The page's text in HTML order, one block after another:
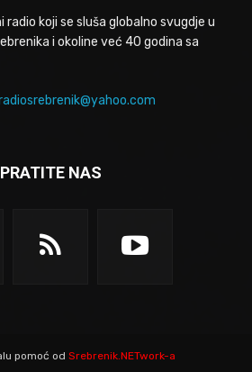
radio koji se sluša globalno svugdje u
i okoline već 40 godina sa
PRATITE NAS
pomoć od Srebrenik.NETwork-a